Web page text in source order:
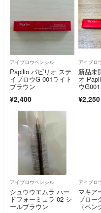
アイブロウペンシル
Papilio パピリオ ステ
イブロウG 001ライト
ブラウン
¥2,400
アイブロ
新品未
オ
ウ
¥2,250
アイブロウペンシル
シュウウエムラ ハー
ドフォーミュラ 02 シ
ールブラウン
アイブロ
マキア
ブロー
（ペ